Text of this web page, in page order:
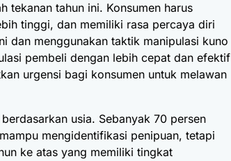
tekanan tahun ini. Konsumen harus
tinggi, dan memiliki rasa percaya diri
dan menggunakan taktik manipulasi kuno
pembeli dengan lebih cepat dan efektif
urgensi bagi konsumen untuk melawan
usia. Sebanyak 70 persen
mengidentifikasi penipuan, tetapi
ke atas yang memiliki tingkat